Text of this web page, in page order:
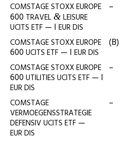
COMSTAGESTOXXEUROPE
600 TRAVEL&LEISURE
UCITS ETF — I EURDIS
–
COMSTAGESTOXXEUROPE
600 UCITS ETF — I EURDIS
(B)
COMSTAGESTOXXEUROPE
600 UTILITIES UCITS ETF — I
EURDIS
–
COMSTAGE
VERMOEGENSSTRATEGIE
DEFENSIV UCITS ETF —
EURDIS
–